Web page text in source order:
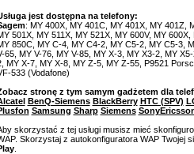
jest dostępna na telefony:
: MY 400X, MY 401C, MY 401X, MY 401Z,
501X, MY 511X, MY 521X, MY 600V, MY
850C, MY C-4, MY C4-2, MY C5-2, MY C5-3,
65, MY V-76, MY V-85, MY X-3, MY X3-2, MY
MY X-7, MY X-8, MY Z-5, MY Z-55, P9521
533 (Vodafone)
stronę z tym samym gadżetem dla
BenQ-Siemens BlackBerry HTC (SPV)
Samsung Sharp Siemens
skorzystać z tej usługi musisz mieć
Skorzystaj z autokonfiguratora WAP Twojej
.